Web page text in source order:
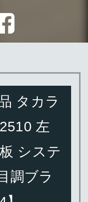
タカラ
左
システ
調ブラ